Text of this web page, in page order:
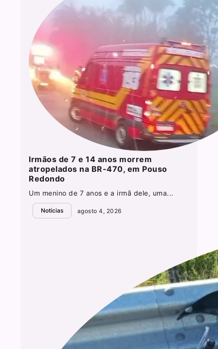
Irmãos de 7 e 14 anos morrem
atropelados na BR-470, em Pouso
Redondo
Um menino de 7 anos e a irmã dele, uma...
Notícias agosto 4, 2026